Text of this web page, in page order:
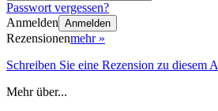
Passwort vergessen?
Anmelden Anmelden
Rezensionenmehr »
Schreiben Sie eine Rezension zu diesem
Mehr über...